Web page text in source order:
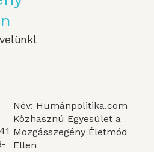
Név: Humánpolitika.com
Közhasznú Egyesület a
Mozgásszegény Életmód
Ellen